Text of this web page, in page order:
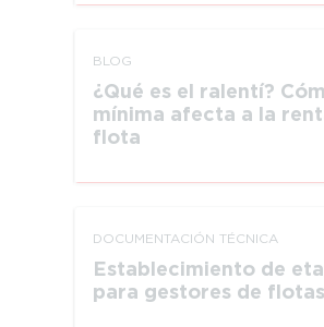
BLOG
¿Qué es el ralentí?
mínima afecta a la
flota
DOCUMEN­TACIÓN TÉCNICA
Establecimiento de
para gestores de flotas